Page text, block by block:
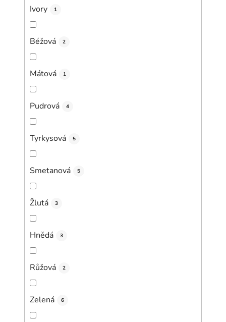
Ivory 1
Béžová 2
Mátová 1
Pudrová 4
Tyrkysová 5
Smetanová 5
Žlutá 3
Hnědá 3
Růžová 2
Zelená 6